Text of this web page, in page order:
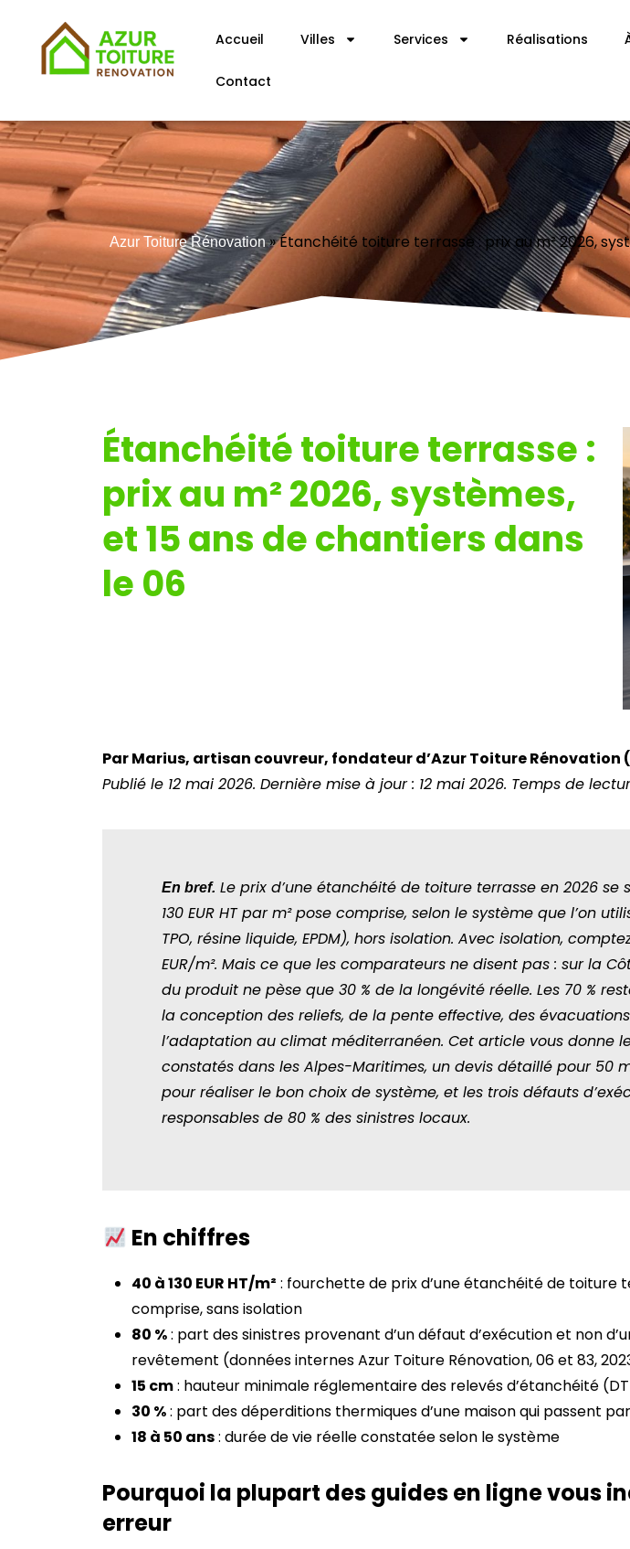
Accueil Villes Services Réalisations
Contact
Azur Toiture Rénovation»Étanchéité toiture terrasse : prix au m² 2026,
Étanchéité toiture terrasse :
prix au m² 2026, systèmes,
et 15 ans de chantiers dans
le 06
Par Marius, artisan couvreur, fondateur d’Azur Toiture
Publié le 12 mai 2026. Dernière mise à jour : 12 mai 2026. Temps de
En bref. Le prix d’une étanchéité de toiture terrasse en 2026 se
130 EUR HT par m² pose comprise, selon le système que l’on
TPO, résine liquide, EPDM), hors isolation. Avec isolation,
EUR/m². Mais ce que les comparateurs ne disent pas : sur la
du produit ne pèse que 30 % de la longévité réelle. Les 70 %
la conception des reliefs, de la pente effective, des
l’adaptation au climat méditerranéen. Cet article vous donne
constatés dans les Alpes-Maritimes, un devis détaillé pour 50
pour réaliser le bon choix de système, et les trois défauts
responsables de 80 % des sinistres locaux.
En chiffres
40 à 130 EUR HT/m² : fourchette de prix d’une étanchéité de toiture
comprise, sans isolation
80 %: part des sinistres provenant d’un défaut d’exécution et non
revêtement (données internes Azur Toiture Rénovation, 06 et 83,
15 cm: hauteur minimale réglementaire des relevés d’étanchéité
30 %: part des déperditions thermiques d’une maison qui passent
18 à 50 ans: durée de vie réelle constatée selon le système
Pourquoi la plupart des guides en ligne vous
erreur